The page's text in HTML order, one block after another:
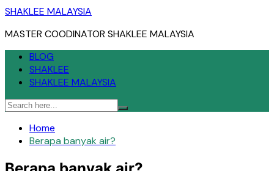
Skip
content
SHAKLEE MALAYSIA
MASTER COODINATOR SHAKLEE MALAYSIA
BLOG
SHAKLEE
SHAKLEE MALAYSIA
Home
Berapa banyak air?